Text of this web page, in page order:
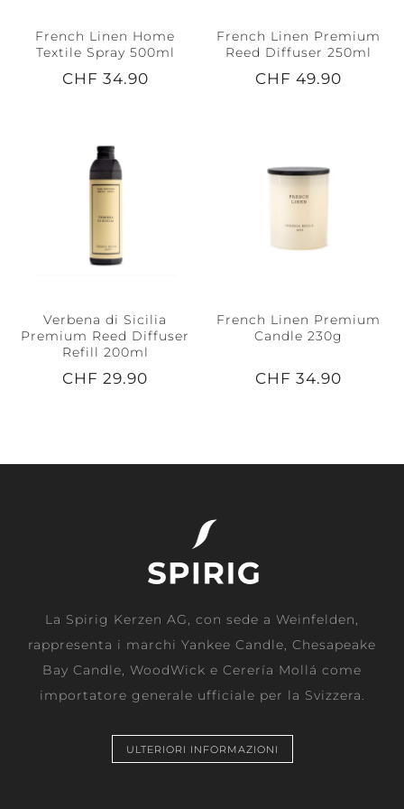
French Linen Home
Textile Spray 500ml
CHF 34.90
French Linen Premium
Reed Diffuser 250ml
CHF 49.90
Verbena di Sicilia
Premium Reed Diffuser
Refill 200ml
CHF 29.90
French Linen Premium
Candle 230g
CHF 34.90
La Spirig Kerzen AG, con sede a Weinfelden,
rappresenta i marchi Yankee Candle, Chesapeake
Bay Candle, WoodWick e Cerería Mollá come
importatore generale ufficiale per la Svizzera.
ULTERIORI INFORMAZIONI